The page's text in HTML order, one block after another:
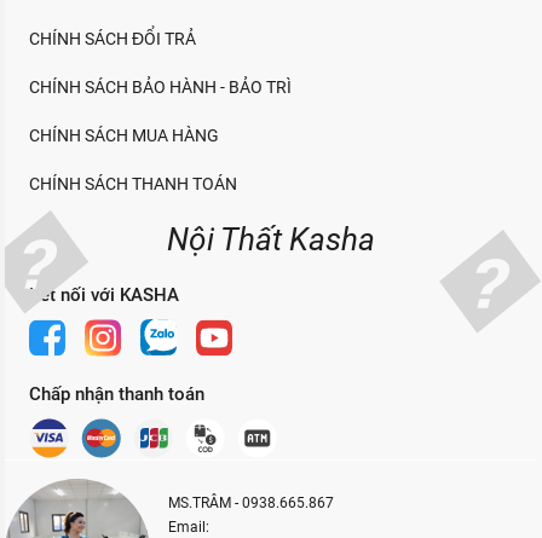
CHÍNH SÁCH ĐỔI TRẢ
CHÍNH SÁCH BẢO HÀNH - BẢO TRÌ
CHÍNH SÁCH MUA HÀNG
CHÍNH SÁCH THANH TOÁN
Nội Thất Kasha
Kết nối với KASHA
Chấp nhận thanh toán
MS.TRÂM - 0938.665.867
Email: